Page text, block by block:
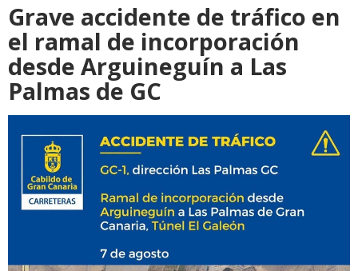
Grave accidente de tráfico en
el ramal de incorporación
desde Arguineguín a Las
Palmas de GC